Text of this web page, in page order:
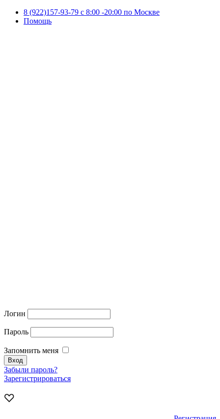
8 (922)157-93-79 c 8:00 -20:00 по Москве
Помощь
Логин
Пароль
Запомнить меня
Забыли пароль?
Зарегистрироваться